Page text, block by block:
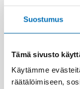
Suostumus
Tämä sivusto
Käytämme
räätälöimiseen,